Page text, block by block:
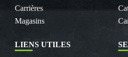
Carrières
Magasins
LIENS UTILES